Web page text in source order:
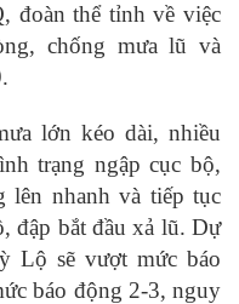
đoàn thể tỉnh về việc
chống mưa lũ và
lớn kéo dài, nhiều
trạng ngập cục bộ,
lên nhanh và tiếp tục
đập bắt đầu xả lũ. Dự
Lộ sẽ vượt mức báo
báo động 2-3, nguy